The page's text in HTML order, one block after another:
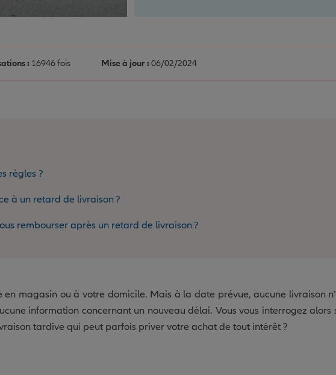
: 16946 fois Mise à jour : 06/02/2024
règles ?
à un retard de livraison ?
rembourser après un retard de livraison ?
magasin ou à votre domicile. Mais à la date prévue, aucune livraison
information concernant un nouveau délai. Vous vous interrogez alors
tardive qui peut parfois priver votre achat de tout intérêt ?